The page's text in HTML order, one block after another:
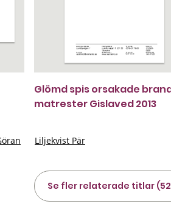
Glömd spis orsakade
matrester Gislaved 2013
Liljekvist Pär
Se fler relaterade titlar